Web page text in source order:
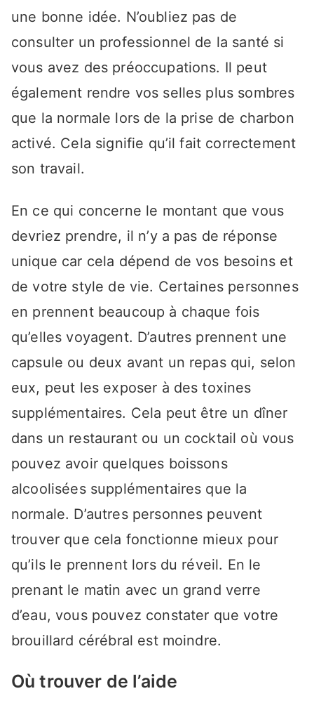
une bonne idée. N’oubliez pas de
consulter un professionnel de la santé si
vous avez des préoccupations. Il peut
également rendre vos selles plus sombres
que la normale lors de la prise de charbon
activé. Cela signifie qu’il fait correctement
son travail.
En ce qui concerne le montant que vous
devriez prendre, il n’y a pas de réponse
unique car cela dépend de vos besoins et
de votre style de vie. Certaines personnes
en prennent beaucoup à chaque fois
qu’elles voyagent. D’autres prennent une
capsule ou deux avant un repas qui, selon
eux, peut les exposer à des toxines
supplémentaires. Cela peut être un dîner
dans un restaurant ou un cocktail où vous
pouvez avoir quelques boissons
alcoolisées supplémentaires que la
normale. D’autres personnes peuvent
trouver que cela fonctionne mieux pour
qu’ils le prennent lors du réveil. En le
prenant le matin avec un grand verre
d’eau, vous pouvez constater que votre
brouillard cérébral est moindre.
Où trouver de l’aide